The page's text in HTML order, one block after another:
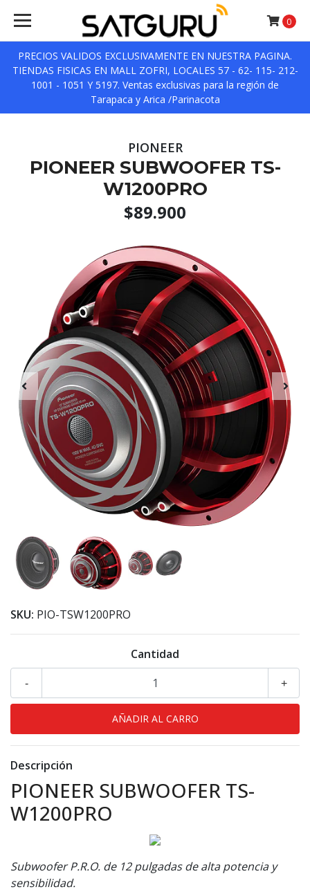
PRECIOS VALIDOS EXCLUSIVAMENTE EN NUESTRA PAGINA.
TIENDAS FISICAS EN MALL ZOFRI, LOCALES 57 - 62- 115- 212-
1001 - 1051 Y 5197. Ventas exclusivas para la región de
Tarapaca y Arica /Parinacota
0
PIONEER
PIONEER SUBWOOFER TS-
W1200PRO
$89.900
SKU: PIO-TSW1200PRO
Cantidad
+
-
Descripción
PIONEER SUBWOOFER TS-
W1200PRO
Subwoofer P.R.O. de 12 pulgadas de alta potencia y
sensibilidad.